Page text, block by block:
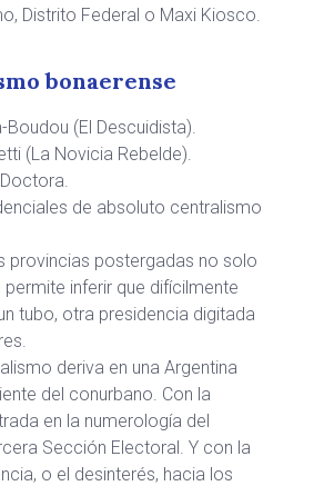
Distrito Federal o Maxi Kiosco.
bonaerense
(El Descuidista).
(La Novicia Rebelde).
de absoluto centralismo
provincias postergadas no solo
inferir que difícilmente
tubo, otra presidencia digitada
deriva en una Argentina
del conurbano. Con la
en la numerología del
Sección Electoral. Y con la
o el desinterés, hacia los